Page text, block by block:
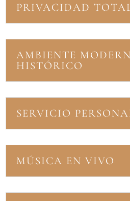
PRIVACIDAD
AMBIENTE
HISTÓRICO
SERVICIO
MÚSICA EN VIVO